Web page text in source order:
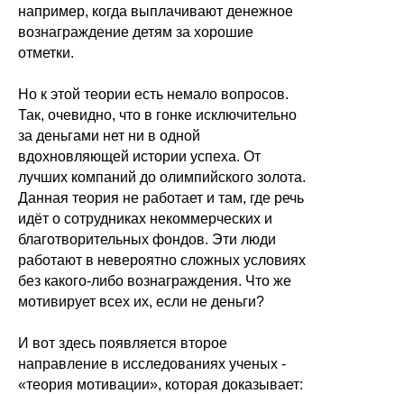
например, когда выплачивают денежное
вознаграждение детям за хорошие
отметки.
Но к этой теории есть немало вопросов.
Так, очевидно, что в гонке исключительно
за деньгами нет ни в одной
вдохновляющей истории успеха. От
лучших компаний до олимпийского золота.
Данная теория не работает и там, где речь
идёт о сотрудниках некоммерческих и
благотворительных фондов. Эти люди
работают в невероятно сложных условиях
без какого-либо вознаграждения. Что же
мотивирует всех их, если не деньги?
И вот здесь появляется второе
направление в исследованиях ученых -
«теория мотивации», которая доказывает: